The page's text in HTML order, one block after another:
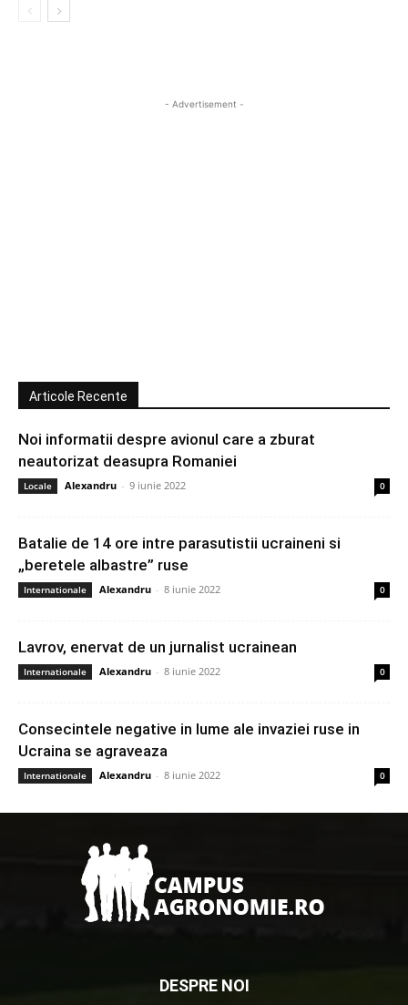
- Advertisement -
Articole Recente
Noi informatii despre avionul care a zburat
neautorizat deasupra Romaniei
Locale Alexandru - 9 iunie 2022 0
Batalie de 14 ore intre parasutistii ucraineni si
„beretele albastre” ruse
Internationale Alexandru - 8 iunie 2022 0
Lavrov, enervat de un jurnalist ucrainean
Internationale Alexandru - 8 iunie 2022 0
Consecintele negative in lume ale invaziei ruse in
Ucraina se agraveaza
Internationale Alexandru - 8 iunie 2022 0
DESPRE NOI